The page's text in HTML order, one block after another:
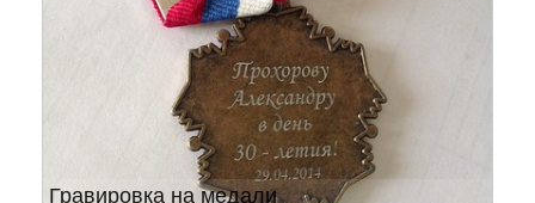
Гравировка на медали